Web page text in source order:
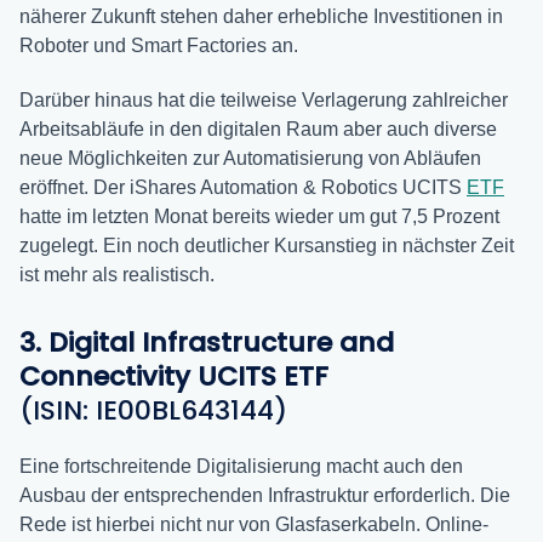
näherer Zukunft stehen daher erhebliche Investitionen in
Roboter und Smart Factories an.
Darüber hinaus hat die teilweise Verlagerung zahlreicher
Arbeitsabläufe in den digitalen Raum aber auch diverse
neue Möglichkeiten zur Automatisierung von Abläufen
eröffnet. Der iShares Automation & Robotics UCITS ETF
hatte im letzten Monat bereits wieder um gut 7,5 Prozent
zugelegt. Ein noch deutlicher Kursanstieg in nächster Zeit
ist mehr als realistisch.
3. Digital Infrastructure and
Connectivity UCITS ETF
(ISIN: IE00BL643144)
Eine fortschreitende Digitalisierung macht auch den
Ausbau der entsprechenden Infrastruktur erforderlich. Die
Rede ist hierbei nicht nur von Glasfaserkabeln. Online-